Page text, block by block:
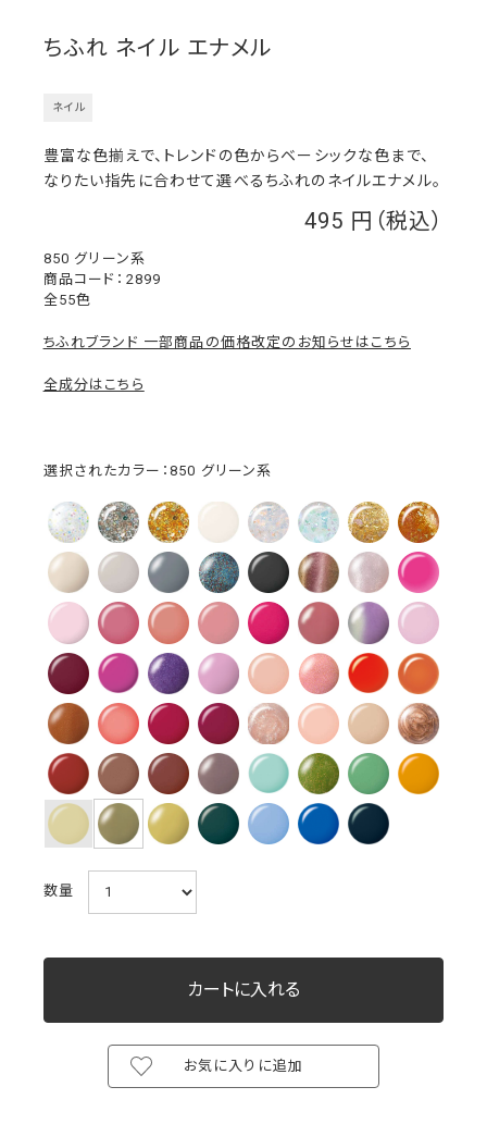
ちふれ ネイル エナメル
ネイル
495
2899
850 グリーン系
豊富な色揃えで、トレンドの色からベーシックな色まで、
なりたい指先に合わせて選べるちふれのネイルエナメル。
全55色
ちふれブランド 一部商品の価格改定のお知らせはこちら
全成分はこちら
選択されたカラー：850 グリーン系
数量
お気に入りに追加